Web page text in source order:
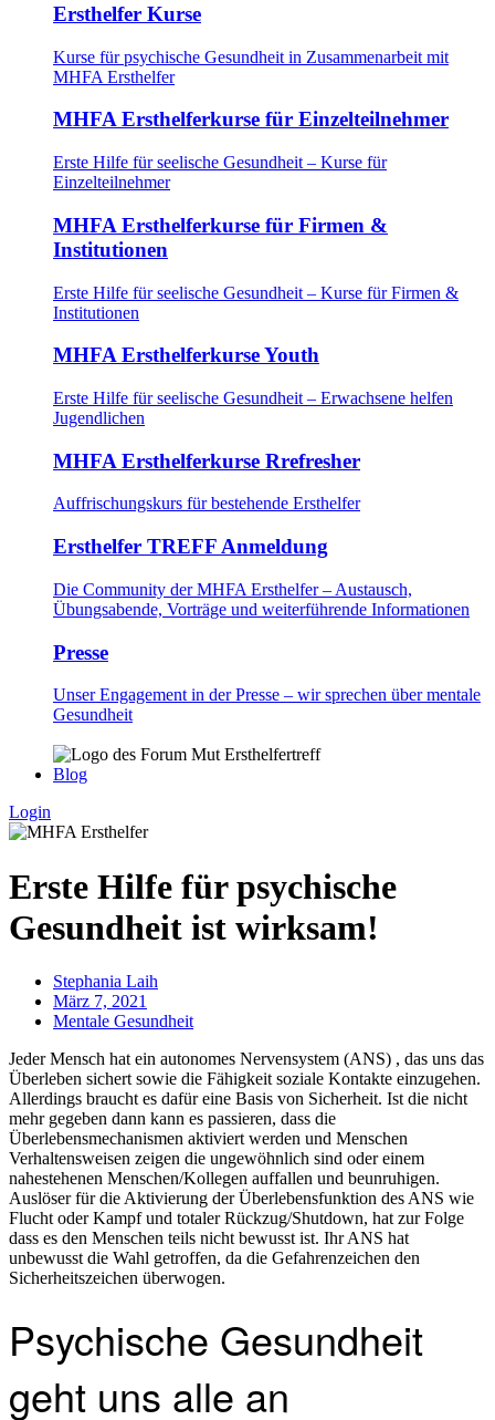
Ersthelfer Kurse
Kurse für psychische Gesundheit in Zusammenarbeit mit
MHFA Ersthelfer
MHFA Ersthelferkurse für Einzelteilnehmer
Erste Hilfe für seelische Gesundheit – Kurse für
Einzelteilnehmer
MHFA Ersthelferkurse für Firmen &
Institutionen
Erste Hilfe für seelische Gesundheit – Kurse für Firmen &
Institutionen
MHFA Ersthelferkurse Youth
Erste Hilfe für seelische Gesundheit – Erwachsene helfen
Jugendlichen
MHFA Ersthelferkurse Rrefresher
Auffrischungskurs für bestehende Ersthelfer
Ersthelfer TREFF Anmeldung
Die Community der MHFA Ersthelfer – Austausch,
Übungsabende, Vorträge und weiterführende Informationen
Presse
Unser Engagement in der Presse – wir sprechen über mentale
Gesundheit
Blog
Login
Erste Hilfe für psychische
Gesundheit ist wirksam!
Stephania Laih
März 7, 2021
Mentale Gesundheit
Jeder Mensch hat ein autonomes Nervensystem (ANS) , das uns das
Überleben sichert sowie die Fähigkeit soziale Kontakte einzugehen.
Allerdings braucht es dafür eine Basis von Sicherheit. Ist die nicht
mehr gegeben dann kann es passieren, dass die
Überlebensmechanismen aktiviert werden und Menschen
Verhaltensweisen zeigen die ungewöhnlich sind oder einem
nahestehenen Menschen/Kollegen auffallen und beunruhigen.
Auslöser für die Aktivierung der Überlebensfunktion des ANS wie
Flucht oder Kampf und totaler Rückzug/Shutdown, hat zur Folge
dass es den Menschen teils nicht bewusst ist. Ihr ANS hat
unbewusst die Wahl getroffen, da die Gefahrenzeichen den
Sicherheitszeichen überwogen.
Psychische Gesundheit
geht uns alle an